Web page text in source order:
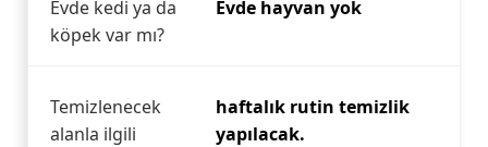
Evde kedi ya da
köpek var mı?
Evde hayvan yok
Temizlenecek
alanla ilgili
haftalık rutin temizlik
yapılacak.